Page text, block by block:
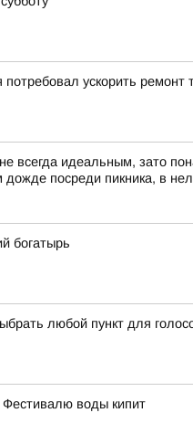
ускорить ремонт
всегда идеальным, зато
посреди пикника, в
богатырь
любой пункт для
Фестивалю воды кипит